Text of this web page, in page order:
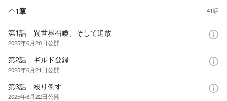
1章 41話
第1話 異世界召喚、そして追放
2025年6月20日公開
第2話 ギルド登録
2025年6月21日公開
第3話 殴り倒す
2025年6月22日公開